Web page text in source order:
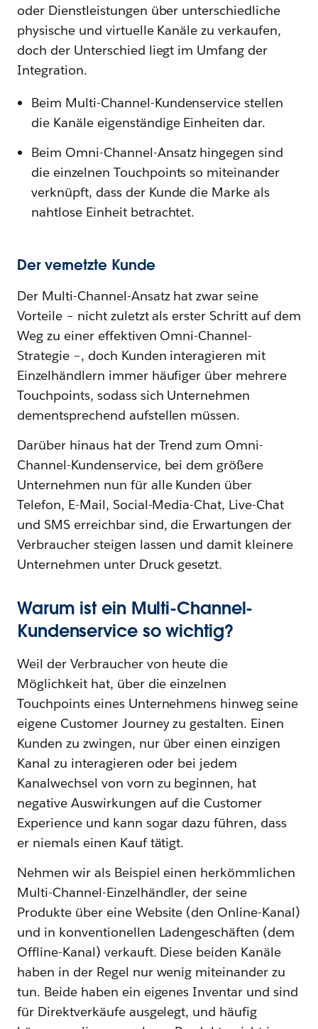
oder Dienstleistungen über unterschiedliche
physische und virtuelle Kanäle zu verkaufen,
doch der Unterschied liegt im Umfang der
Integration.
Beim Multi-Channel-Kundenservice stellen
die Kanäle eigenständige Einheiten dar.
Beim Omni-Channel-Ansatz hingegen sind
die einzelnen Touchpoints so miteinander
verknüpft, dass der Kunde die Marke als
nahtlose Einheit betrachtet.
Der vernetzte Kunde
Der Multi-Channel-Ansatz hat zwar seine
Vorteile – nicht zuletzt als erster Schritt auf dem
Weg zu einer effektiven Omni-Channel-
Strategie –, doch Kunden interagieren mit
Einzelhändlern immer häufiger über mehrere
Touchpoints, sodass sich Unternehmen
dementsprechend aufstellen müssen.
Darüber hinaus hat der Trend zum Omni-
Channel-Kundenservice, bei dem größere
Unternehmen nun für alle Kunden über
Telefon, E-Mail, Social-Media-Chat, Live-Chat
und SMS erreichbar sind, die Erwartungen der
Verbraucher steigen lassen und damit kleinere
Unternehmen unter Druck gesetzt.
Warum ist ein Multi-Channel-
Kundenservice so wichtig?
Weil der Verbraucher von heute die
Möglichkeit hat, über die einzelnen
Touchpoints eines Unternehmens hinweg seine
eigene Customer Journey zu gestalten. Einen
Kunden zu zwingen, nur über einen einzigen
Kanal zu interagieren oder bei jedem
Kanalwechsel von vorn zu beginnen, hat
negative Auswirkungen auf die Customer
Experience und kann sogar dazu führen, dass
er niemals einen Kauf tätigt.
Nehmen wir als Beispiel einen herkömmlichen
Multi-Channel-Einzelhändler, der seine
Produkte über eine Website (den Online-Kanal)
und in konventionellen Ladengeschäften (dem
Offline-Kanal) verkauft. Diese beiden Kanäle
haben in der Regel nur wenig miteinander zu
tun. Beide haben ein eigenes Inventar und sind
für Direktverkäufe ausgelegt, und häufig